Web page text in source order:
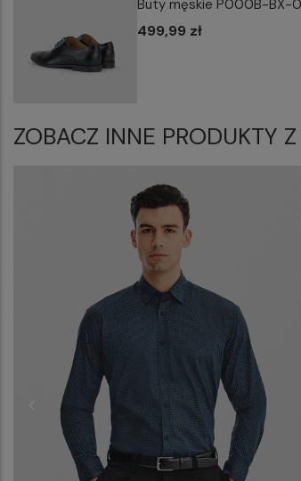
Buty męskie P000B-BX-
499,99 zł
ZOBACZ INNE PRODUKTY